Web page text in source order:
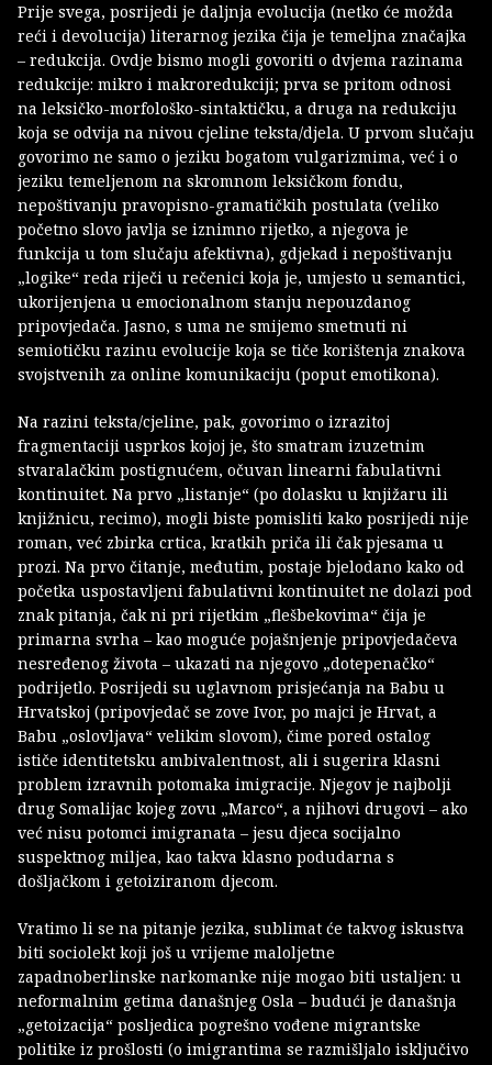
Prije svega, posrijedi je daljnja evolucija (netko će možda
reći i devolucija) literarnog jezika čija je temeljna značajka
– redukcija. Ovdje bismo mogli govoriti o dvjema razinama
redukcije: mikro i makroredukciji; prva se pritom odnosi
na leksičko-morfološko-sintaktičku, a druga na redukciju
koja se odvija na nivou cjeline teksta/djela. U prvom slučaju
govorimo ne samo o jeziku bogatom vulgarizmima, već i o
jeziku temeljenom na skromnom leksičkom fondu,
nepoštivanju pravopisno-gramatičkih postulata (veliko
početno slovo javlja se iznimno rijetko, a njegova je
funkcija u tom slučaju afektivna), gdjekad i nepoštivanju
„logike“ reda riječi u rečenici koja je, umjesto u semantici,
ukorijenjena u emocionalnom stanju nepouzdanog
pripovjedača. Jasno, s uma ne smijemo smetnuti ni
semiotičku razinu evolucije koja se tiče korištenja znakova
svojstvenih za online komunikaciju (poput emotikona).
Na razini teksta/cjeline, pak, govorimo o izrazitoj
fragmentaciji usprkos kojoj je, što smatram izuzetnim
stvaralačkim postignućem, očuvan linearni fabulativni
kontinuitet. Na prvo „listanje“ (po dolasku u knjižaru ili
knjižnicu, recimo), mogli biste pomisliti kako posrijedi nije
roman, već zbirka crtica, kratkih priča ili čak pjesama u
prozi. Na prvo čitanje, međutim, postaje bjelodano kako od
početka uspostavljeni fabulativni kontinuitet ne dolazi pod
znak pitanja, čak ni pri rijetkim „flešbekovima“ čija je
primarna svrha – kao moguće pojašnjenje pripovjedačeva
nesređenog života – ukazati na njegovo „dotepenačko“
podrijetlo. Posrijedi su uglavnom prisjećanja na Babu u
Hrvatskoj (pripovjedač se zove Ivor, po majci je Hrvat, a
Babu „oslovljava“ velikim slovom), čime pored ostalog
ističe identitetsku ambivalentnost, ali i sugerira klasni
problem izravnih potomaka imigracije. Njegov je najbolji
drug Somalijac kojeg zovu „Marco“, a njihovi drugovi – ako
već nisu potomci imigranata – jesu djeca socijalno
suspektnog miljea, kao takva klasno podudarna s
došljačkom i getoiziranom djecom.
Vratimo li se na pitanje jezika, sublimat će takvog iskustva
biti sociolekt koji još u vrijeme maloljetne
zapadnoberlinske narkomanke nije mogao biti ustaljen: u
neformalnim getima današnjeg Osla – budući je današnja
„getoizacija“ posljedica pogrešno vođene migrantske
politike iz prošlosti (o imigrantima se razmišljalo isključivo